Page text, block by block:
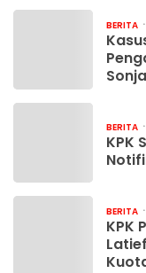
BERITA
BERITA
KPK
BERITA
KPK